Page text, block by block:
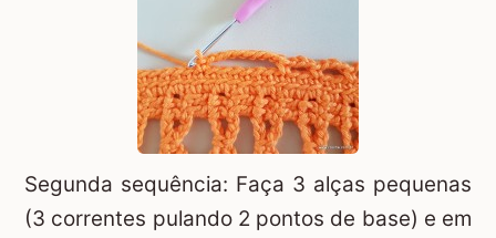
Segunda sequência: Faça 3 alças pequenas
(3 correntes pulando 2 pontos de base) e em